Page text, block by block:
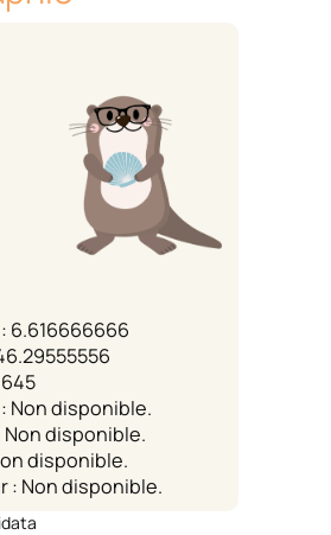
6.616666666
Non disponible.
disponible.
disponible.
: Non disponible.